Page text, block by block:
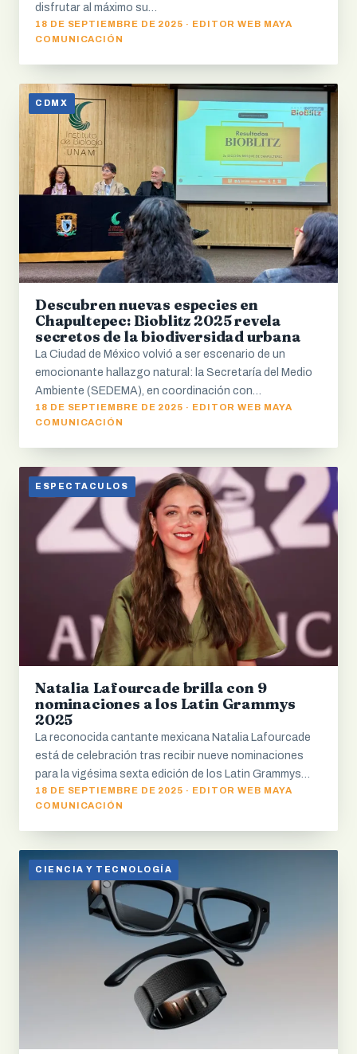
disfrutar al máximo su…
18 DE SEPTIEMBRE DE 2025 · EDITOR WEB MAYA
COMUNICACIÓN
CDMX
Descubren nuevas especies en
Chapultepec: Bioblitz 2025 revela
secretos de la biodiversidad urbana
La Ciudad de México volvió a ser escenario de un
emocionante hallazgo natural: la Secretaría del Medio
Ambiente (SEDEMA), en coordinación con…
18 DE SEPTIEMBRE DE 2025 · EDITOR WEB MAYA
COMUNICACIÓN
ESPECTACULOS
Natalia Lafourcade brilla con 9
nominaciones a los Latin Grammys
2025
La reconocida cantante mexicana Natalia Lafourcade
está de celebración tras recibir nueve nominaciones
para la vigésima sexta edición de los Latin Grammys…
18 DE SEPTIEMBRE DE 2025 · EDITOR WEB MAYA
COMUNICACIÓN
CIENCIA Y TECNOLOGÍA